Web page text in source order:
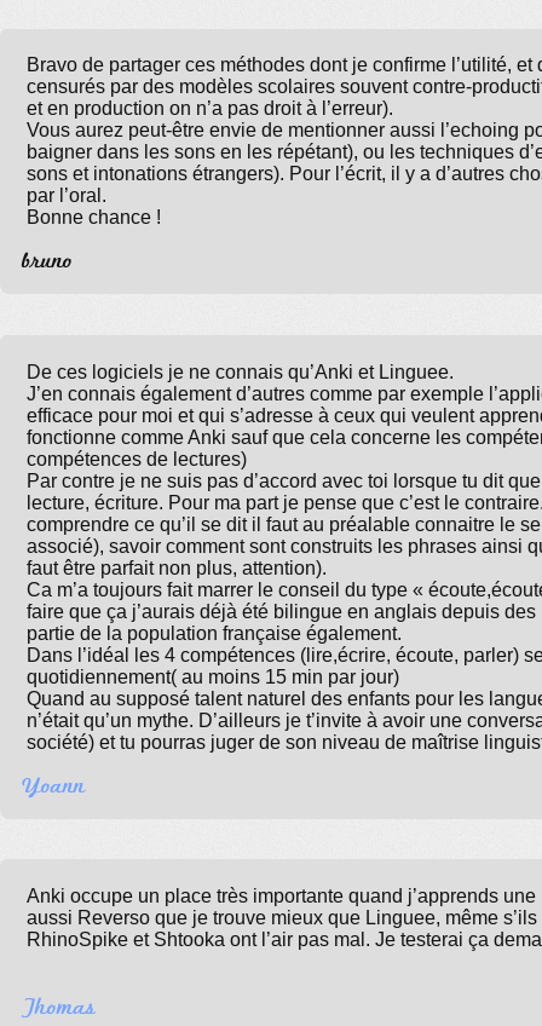
Bravo de partager ces méthodes dont je confirme l’utilité,
censurés par des modèles scolaires souvent contre-
et en production on n’a pas droit à l’erreur).
Vous aurez peut-être envie de mentionner aussi l’echoing
baigner dans les sons en les répétant), ou les techniques
sons et intonations étrangers). Pour l’écrit, il y a d’autres
par l’oral.
Bonne chance !
bruno
De ces logiciels je ne connais qu’Anki et Linguee.
J’en connais également d’autres comme par exemple
efficace pour moi et qui s’adresse à ceux qui veulent
fonctionne comme Anki sauf que cela concerne les
compétences de lectures)
Par contre je ne suis pas d’accord avec toi lorsque tu dit
lecture, écriture. Pour ma part je pense que c’est le
comprendre ce qu’il se dit il faut au préalable connaitre le
associé), savoir comment sont construits les phrases ainsi
faut être parfait non plus, attention).
Ca m’a toujours fait marrer le conseil du type «
faire que ça j’aurais déjà été bilingue en anglais depuis
partie de la population française également.
Dans l’idéal les 4 compétences (lire,écrire, écoute, parler)
quotidiennement( au moins 15 min par jour)
Quand au supposé talent naturel des enfants pour les
n’était qu’un mythe. D’ailleurs je t’invite à avoir une
société) et tu pourras juger de son niveau de maîtrise
Yoann
Anki occupe un place très importante quand j’apprends
aussi Reverso que je trouve mieux que Linguee, même
RhinoSpike et Shtooka ont l’air pas mal. Je testerai ça
Thomas